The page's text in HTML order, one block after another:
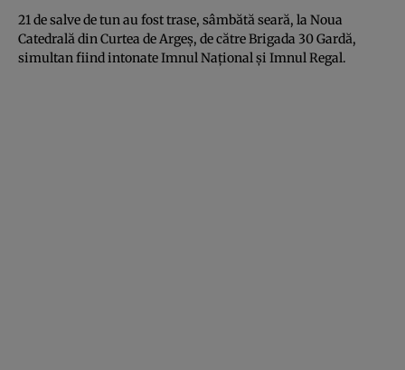
21 de salve de tun au fost trase, sâmbătă seară, la Noua
Catedrală din Curtea de Argeş, de către Brigada 30 Gardă,
simultan fiind intonate Imnul Naţional şi Imnul Regal.